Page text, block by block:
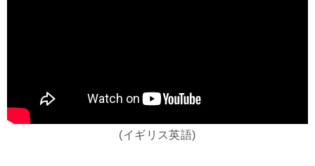
(イギリス英語)